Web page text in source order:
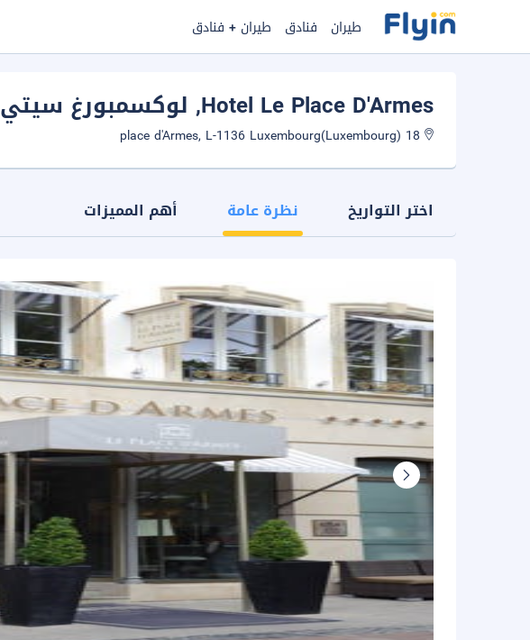
طيران فنادق طيران + فنادق
Hotel Le Place D'Armes, لوكسمبورغ سيتي
اختر التواريخ نظرة عامة أهم المميزات